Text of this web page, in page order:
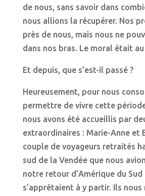
de nous, sans savoir dans
nous allions la récupérer. Nos
près de nous, mais nous ne
dans nos bras. Le moral était
Et depuis, que s’est-il passé ?
Heureusement, pour nous
permettre de vivre cette
nous avons été accueillis par
extraordinaires : Marie-Anne et
couple de voyageurs retraités
sud de la Vendée que nous
notre retour d’Amérique du Sud
s’apprêtaient à y partir. Ils